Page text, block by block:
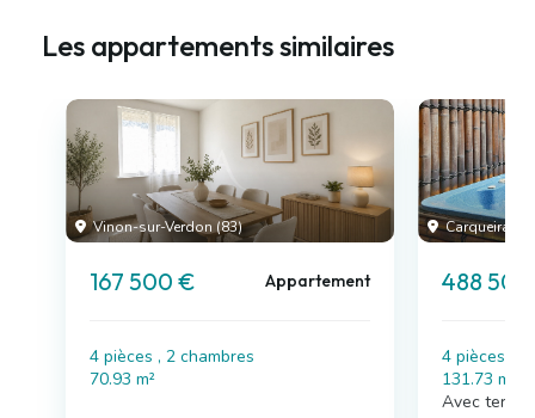
Les appartements similaires
Vinon-sur-Verdon (83)
167 500 € Appartement
4 pièces , 2 chambres
70.93 m²
488
4 pièces , 3
131.73 m²
Avec